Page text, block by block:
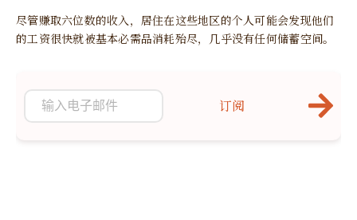
尽管赚取六位数的收入，居住在这些地区的个人可能会发现他们
的工资很快就被基本必需品消耗殆尽，几乎没有任何储蓄空间。
订阅